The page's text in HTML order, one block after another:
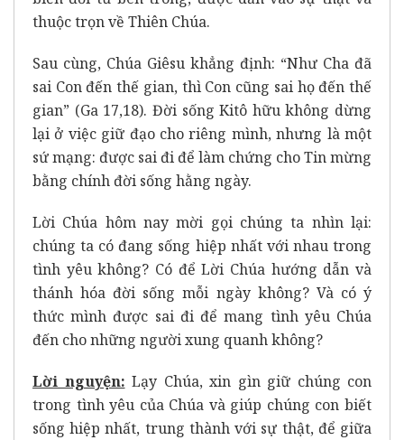
thuộc trọn về Thiên Chúa.
Sau cùng, Chúa Giêsu khẳng định: “Như Cha đã
sai Con đến thế gian, thì Con cũng sai họ đến thế
gian” (Ga 17,18). Đời sống Kitô hữu không dừng
lại ở việc giữ đạo cho riêng mình, nhưng là một
sứ mạng: được sai đi để làm chứng cho Tin mừng
bằng chính đời sống hằng ngày.
Lời Chúa hôm nay mời gọi chúng ta nhìn lại:
chúng ta có đang sống hiệp nhất với nhau trong
tình yêu không? Có để Lời Chúa hướng dẫn và
thánh hóa đời sống mỗi ngày không? Và có ý
thức mình được sai đi để mang tình yêu Chúa
đến cho những người xung quanh không?
Lời nguyện: Lạy Chúa, xin gìn giữ chúng con
trong tình yêu của Chúa và giúp chúng con biết
sống hiệp nhất, trung thành với sự thật, để giữa